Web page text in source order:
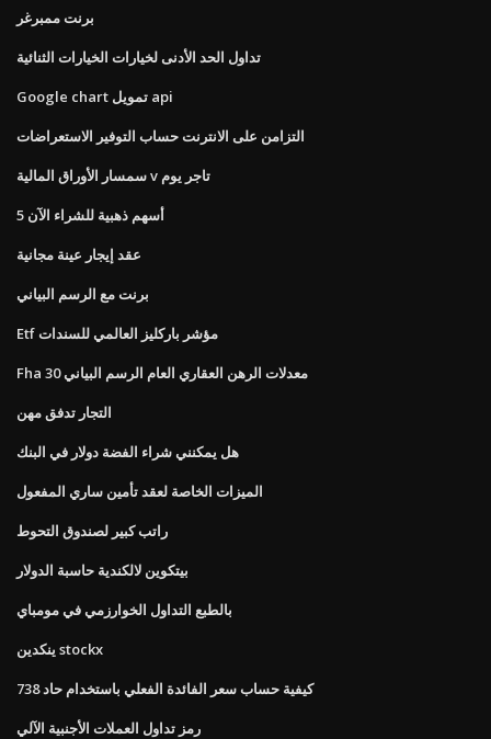
برنت ممبرغر
تداول الحد الأدنى لخيارات الخيارات الثنائية
Google chart تمويل api
التزامن على الانترنت حساب التوفير الاستعراضات
سمسار الأوراق المالية v تاجر يوم
5 أسهم ذهبية للشراء الآن
عقد إيجار عينة مجانية
برنت مع الرسم البياني
Etf مؤشر باركليز العالمي للسندات
Fha 30 معدلات الرهن العقاري العام الرسم البياني
التجار تدفق مهن
هل يمكنني شراء الفضة دولار في البنك
الميزات الخاصة لعقد تأمين ساري المفعول
راتب كبير لصندوق التحوط
بيتكوين لالكندية حاسبة الدولار
بالطبع التداول الخوارزمي في مومباي
ينكدين stockx
كيفية حساب سعر الفائدة الفعلي باستخدام حاد 738
رمز تداول العملات الأجنبية الآلي